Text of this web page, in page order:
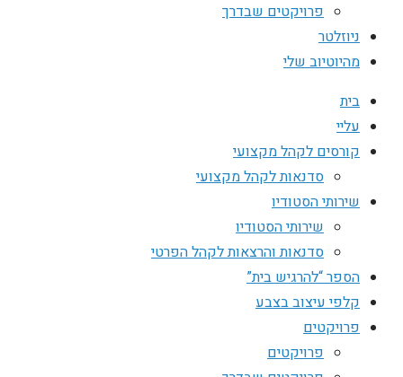
פרויקטים שבדרך
ניוזלטר
מהיוטיוב שלי
בית
עליי
קורסים לקהל מקצועי
סדנאות לקהל מקצועי
שירותי הסטודיו
שירותי הסטודיו
סדנאות והרצאות לקהל הפרטי
הספר “להרגיש בית”
קלפי עיצוב בצבע
פרויקטים
פרויקטים